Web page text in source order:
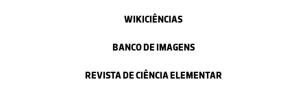
WIKICIÊNCIAS
BANCO DE IMAGENS
REVISTA DE CIÊNCIA ELEMENTAR